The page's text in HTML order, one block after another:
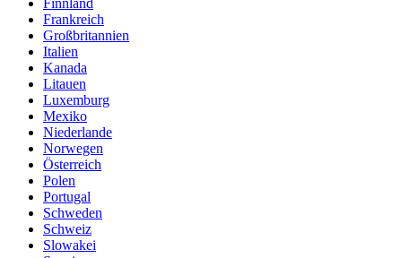
Finnland
Frankreich
Großbritannien
Italien
Kanada
Litauen
Luxemburg
Mexiko
Niederlande
Norwegen
Österreich
Polen
Portugal
Schweden
Schweiz
Slowakei